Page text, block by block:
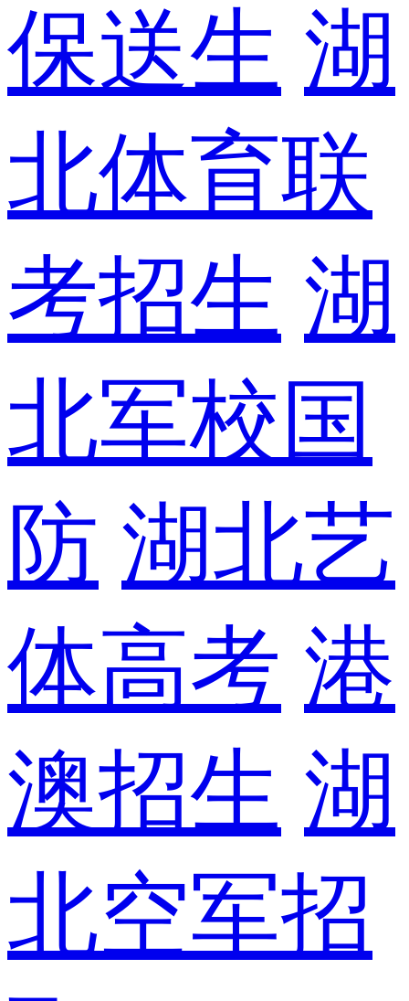
保送生 湖
北体育联
考招生 湖
北军校国
防 湖北艺
体高考 港
澳招生 湖
北空军招